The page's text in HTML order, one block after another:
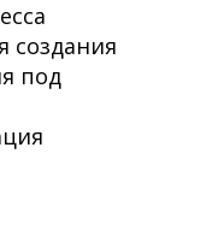
создания
под